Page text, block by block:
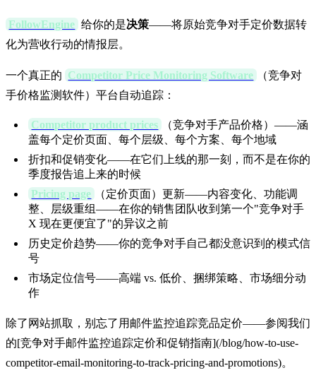
FollowEngine 给你的是决策——将原始竞争对手定价数据转
化为营收行动的情报层。
一个真正的 Competitor Price Monitoring Software
（竞争对
手价格监测软件）平台自动追踪：
Competitor product prices
（竞争对手产品价格）——涵
盖每个定价页面、每个层级、每个方案、每个地域
折扣和促销变化——在它们上线的那一刻，而不是在你的
季度报告追上来的时候
Pricing page
（定价页面）更新——内容变化、功能调
整、层级重组——在你的销售团队收到第一个"竞争对手
X 现在更便宜了"的异议之前
历史定价趋势——你的竞争对手自己都没意识到的模式信
号
市场定位信号——高端 vs. 低价、捆绑策略、市场细分动
作
除了网站抓取，别忘了用邮件监控追踪竞品定价——参阅我们
的[竞争对手邮件监控追踪定价和促销指南](/blog/how-to-use-
competitor-email-monitoring-to-track-pricing-and-promotions)。